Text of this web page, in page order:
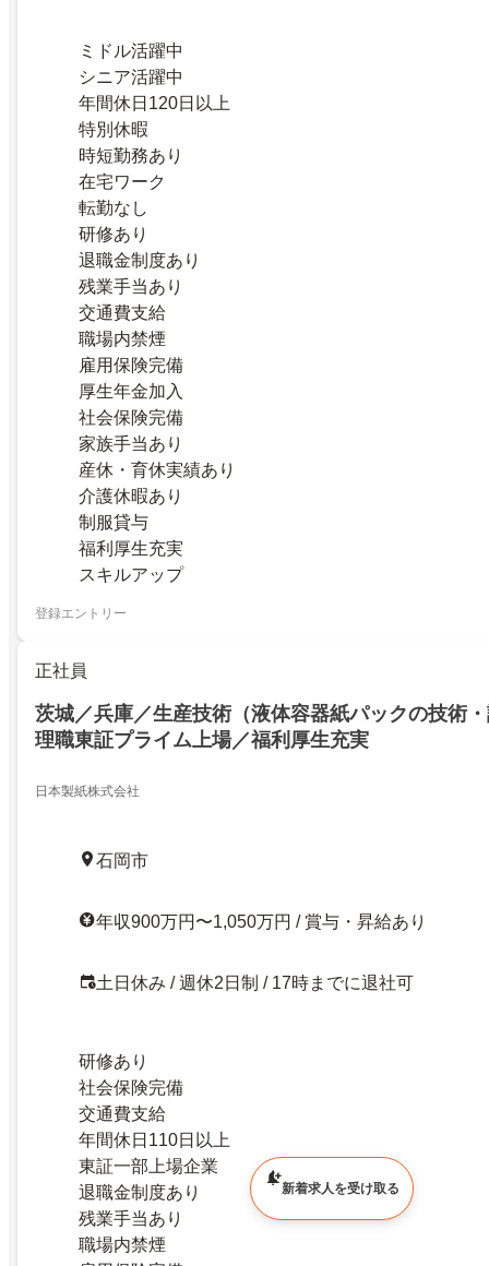
ミドル活躍中
シニア活躍中
年間休日120日以上
特別休暇
時短勤務あり
在宅ワーク
転勤なし
研修あり
退職金制度あり
残業手当あり
交通費支給
職場内禁煙
雇用保険完備
厚生年金加入
社会保険完備
家族手当あり
産休・育休実績あり
介護休暇あり
制服貸与
福利厚生充実
スキルアップ
登録エントリー
正社員
茨城／兵庫／生産技術（液体容器紙パックの技術
理職東証プライム上場／福利厚生充実
日本製紙株式会社
石岡市
年収900万円〜1,050万円 / 賞与・昇給あり
土日休み / 週休2日制 / 17時までに退社可
研修あり
社会保険完備
交通費支給
年間休日110日以上
東証一部上場企業
退職金制度あり
残業手当あり
職場内禁煙
新着求人を受け取る